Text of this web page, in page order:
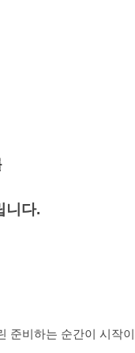
니다.
준비하는 순간이 시작